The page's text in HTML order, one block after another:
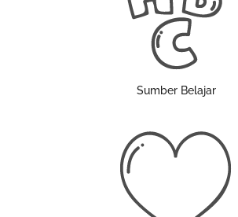
Sumber Belajar